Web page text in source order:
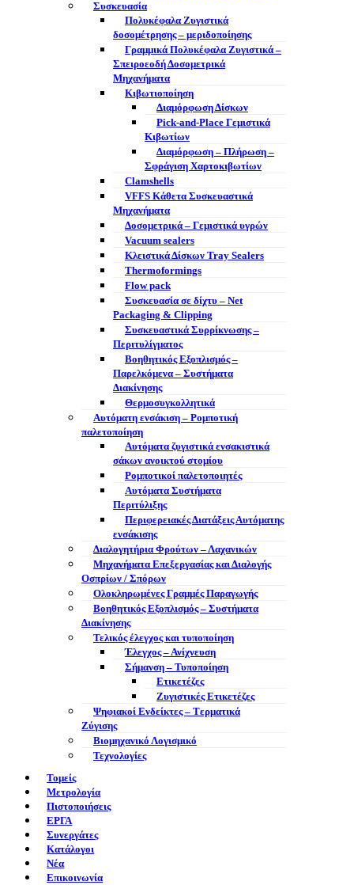
Συσκευασία
Πολυκέφαλα Ζυγιστικά
δοσομέτρησης – μεριδοποίησης
Γραμμικά Πολυκέφαλα Ζυγιστικά –
Σπειροεοδή Δοσομετρικά
Μηχανήματα
Κιβωτιοποίηση
Διαμόρφωση Δίσκων
Pick-and-Place Γεμιστικά
Κιβωτίων
Διαμόρφωση – Πλήρωση –
Σφράγιση Χαρτοκιβωτίων
Clamshells
VFFS Κάθετα Συσκευαστικά
Μηχανήματα
Δοσομετρικά – Γεμιστικά υγρών
Vacuum sealers
Κλειστικά Δίσκων Tray Sealers
Thermoformings
Flow pack
Συσκευασία σε δίχτυ – Net
Packaging & Clipping
Συσκευαστικά Συρρίκνωσης –
Περιτυλίγματος
Βοηθητικός Εξοπλισμός –
Παρελκόμενα – Συστήματα
Διακίνησης
Θερμοσυγκολλητικά
Αυτόματη ενσάκιση – Ρομποτική
παλετοποίηση
Αυτόματα ζυγιστικά ενσακιστικά
σάκων ανοικτού στομίου
Ρομποτικοί παλετοποιητές
Αυτόματα Συστήματα
Περιτύλιξης
Περιφερειακές Διατάξεις Αυτόματης
ενσάκισης
Διαλογητήρια Φρούτων – Λαχανικών
Μηχανήματα Επεξεργασίας και Διαλογής
Οσπρίων / Σπόρων
Ολοκληρωμένες Γραμμές Παραγωγής
Βοηθητικός Εξοπλισμός – Συστήματα
Διακίνησης
Τελικός έλεγχος και τυποποίηση
Έλεγχος – Ανίχνευση
Σήμανση – Τυποποίηση
Ετικετέζες
Ζυγιστικές Ετικετέζες
Ψηφιακοί Ενδείκτες – Tερματικά
Ζύγισης
Βιομηχανικό Λογισμικό
Τεχνολογίες
Τομείς
Μετρολογία
Πιστοποιήσεις
ΕΡΓΑ
Συνεργάτες
Κατάλογοι
Νέα
Επικοινωνία